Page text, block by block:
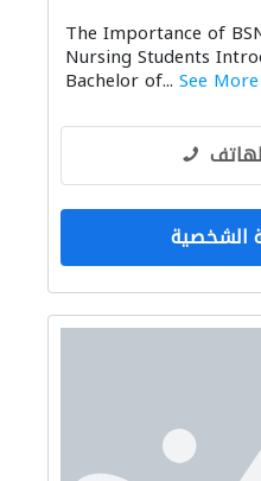
The Importance of
Nursing Students
Bachelor of... See More
الشخصية